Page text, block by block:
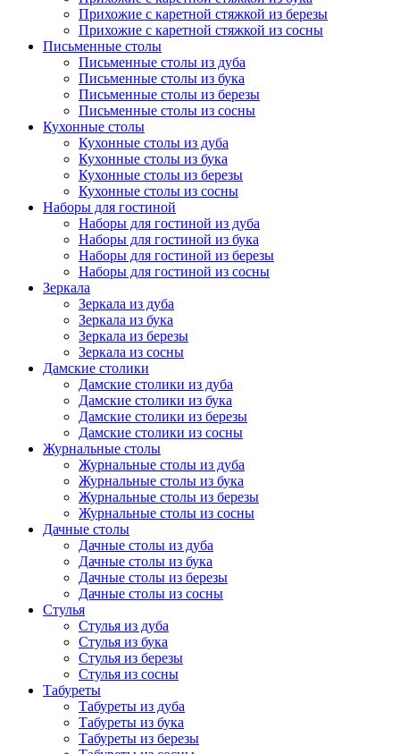
Прихожие с каретной стяжкой из березы
Прихожие с каретной стяжкой из сосны
Письменные столы
Письменные столы из дуба
Письменные столы из бука
Письменные столы из березы
Письменные столы из сосны
Кухонные столы
Кухонные столы из дуба
Кухонные столы из бука
Кухонные столы из березы
Кухонные столы из сосны
Наборы для гостиной
Наборы для гостиной из дуба
Наборы для гостиной из бука
Наборы для гостиной из березы
Наборы для гостиной из сосны
Зеркала
Зеркала из дуба
Зеркала из бука
Зеркала из березы
Зеркала из сосны
Дамские столики
Дамские столики из дуба
Дамские столики из бука
Дамские столики из березы
Дамские столики из сосны
Журнальные столы
Журнальные столы из дуба
Журнальные столы из бука
Журнальные столы из березы
Журнальные столы из сосны
Дачные столы
Дачные столы из дуба
Дачные столы из бука
Дачные столы из березы
Дачные столы из сосны
Стулья
Стулья из дуба
Стулья из бука
Стулья из березы
Стулья из сосны
Табуреты
Табуреты из дуба
Табуреты из бука
Табуреты из березы